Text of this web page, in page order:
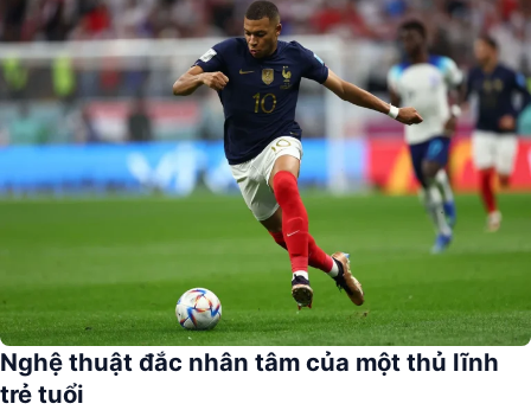
Nghệ thuật đắc nhân tâm của một thủ lĩnh
trẻ tuổi